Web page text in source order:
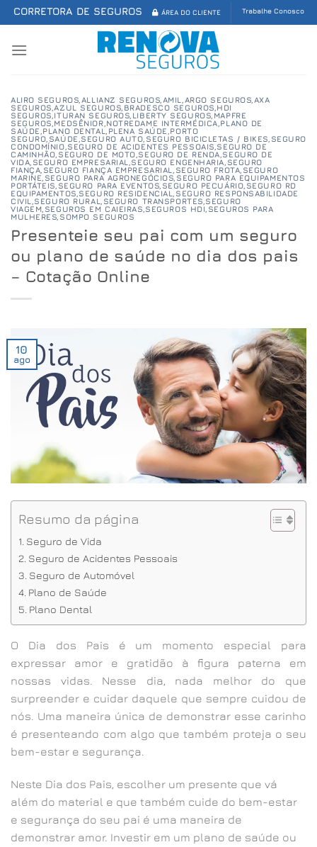
Skip
to
content
CORRETORA DE SEGUROS ÁREA DO CLIENTE Trabalhe Conosco
ALIRO SEGUROS ALLIANZ SEGUROS AMIL ARGO SEGUROS AXA
SEGUROS AZUL SEGUROS BRADESCO SEGUROS HDI
SEGUROS, ITURAN SEGUROS LIBERTY SEGUROS MAPFRE
SEGUROS, MEDSÊNIOR NOTREDAME INTERMÉDICA PLANO DE
SAÚDE PLANO DENTAL PLENA SAÚDE PORTO
SEGURO SAÚDE SEGURO AUTO SEGURO BICICLETAS / BIKES SEGURO
CONDOMÍNIO SEGURO DE ACIDENTES PESSOAIS SEGURO DE
CAMINHÃO SEGURO DE MOTO SEGURO DE RENDA SEGURO DE
VIDA SEGURO EMPRESARIAL SEGURO ENGENHARIA SEGURO
FIANÇA SEGURO FIANÇA EMPRESARIAL SEGURO FROTA SEGURO
MARINE SEGURO PARA AGRONEGÓCIOS SEGURO PARA EQUIPAMENTOS
PORTÁTEIS SEGURO PARA EVENTOS SEGURO PECUÁRIO SEGURO RD
EQUIPAMENTOS SEGURO RESIDENCIAL
SEGURO RESPONSABILIDADE
CIVIL
SEGURO RURAL SEGURO TRANSPORTES SEGURO
VIAGEM SEGUROS EM CAIEIRAS SEGUROS HDI SEGUROS PARA
MULHERES SOMPO SEGUROS
Presenteie seu pai com um seguro
ou plano de saúde no dia dos pais
– Cotação Online
10
ago
Resumo da página
Seguro de Vida
Seguro de Acidentes Pessoais
Seguro de Automóvel
Plano de Saúde
Plano Dental
O Dia dos Pais é um momento especial para
expressar amor e gratidão à figura paterna em
nossas vidas. Nesse dia, nada melhor do que
surpreender e cuidar daquele que sempre cuidou de
nós. Uma maneira única de demonstrar esse carinho
é presenteando com algo que também proteja o seu
bem-estar e segurança.
Neste Dia dos Pais, escolher um presente que vá
além do material e que também cuide do bem-estar
e segurança do seu pai é uma maneira de
demonstrar amor. Investir em um plano de saúde ou